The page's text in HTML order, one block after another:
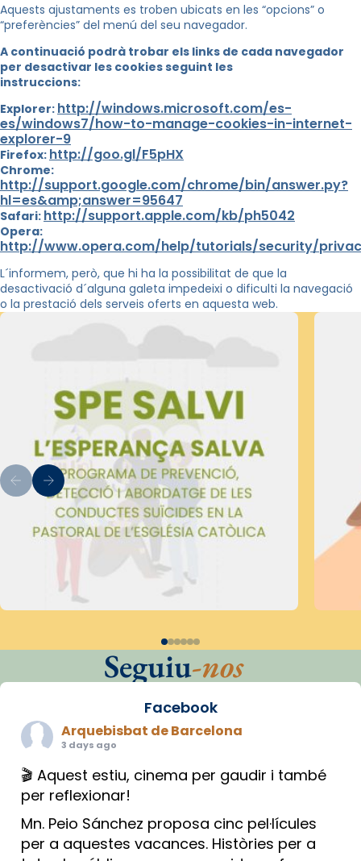
Aquests ajustaments es troben ubicats en les “opcions” o
“preferències” del menú del seu navegador.
A continuació podrà trobar els links de cada navegador
per desactivar les cookies seguint les
instruccions:
Explorer: http://windows.microsoft.com/es-
es/windows7/how-to-manage-cookies-in-internet-
explorer-9
Firefox: http://goo.gl/F5pHX
Chrome:
http://support.google.com/chrome/bin/answer.py?
hl=es&amp;answer=95647
Safari: http://support.apple.com/kb/ph5042
Opera:
http://www.opera.com/help/tutorials/security/
L´informem, però, que hi ha la possibilitat de que la
desactivació d´alguna galeta impedeixi o dificulti la navegació
o la prestació dels serveis oferts en aquesta web.
Seguiu-nos
Facebook
Arquebisbat de Barcelona
3 days ago
🎬 Aquest estiu, cinema per gaudir i també
per reflexionar!
Mn. Peio Sánchez proposa cinc pel·lícules
per a aquestes vacances. Històries per a